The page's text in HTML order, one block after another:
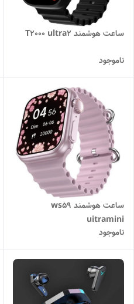
ساعت هوشمند T2000 ultra2
ناموجود
ساعت هوشمند ws59
uitramini
ناموجود